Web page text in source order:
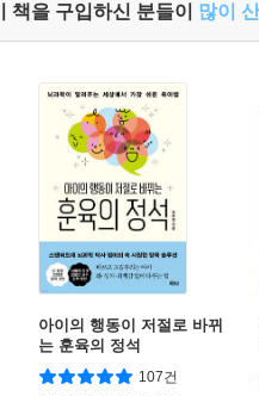
책을 구입하신 분들이 많이
아이의 행동이 저절로 바뀌
는 훈육의 정석
107건